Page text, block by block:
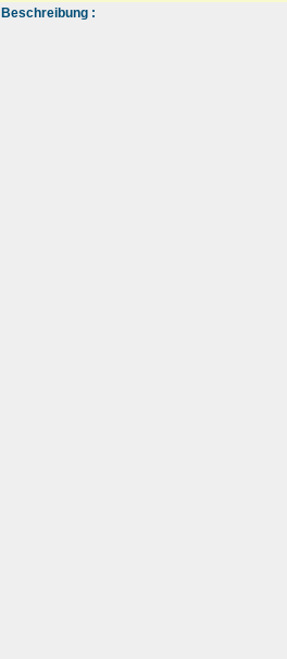
Beschreibung :